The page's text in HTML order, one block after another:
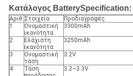
Κατάλογος BatterySpecification:
Αριθ. Στοιχεία Προδιαγραφές
1
Ονομαστική
ικανότητα
3300mAh
2
Ελάχιστη
ικανότητα
3250mAh
3
Ονομαστική
τάση
3.2V
4
Τάση
3.2~3.3V